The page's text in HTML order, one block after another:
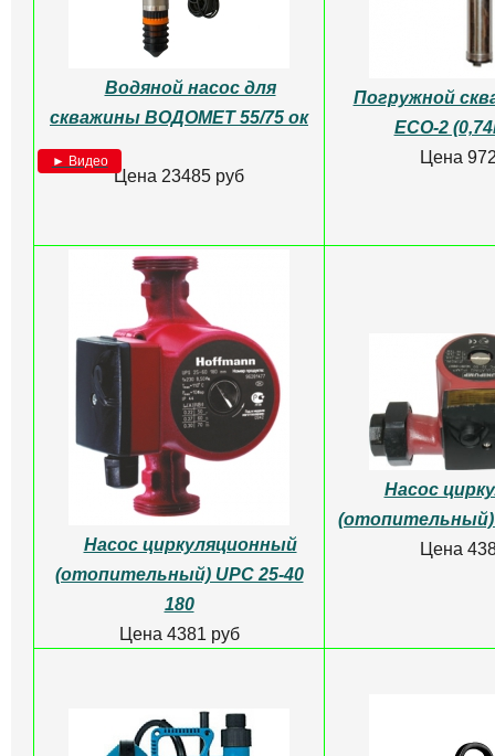
Водяной насос для
скважины ВОДОМЕТ 55/75 ок
► Видео
Цена 23485 руб
Погружной
ЕСО-2
Цена
Насос циркуляционный
(отопительный) UPC 25-40
180
Цена 4381 руб
Насос
(отопительный)
Цена